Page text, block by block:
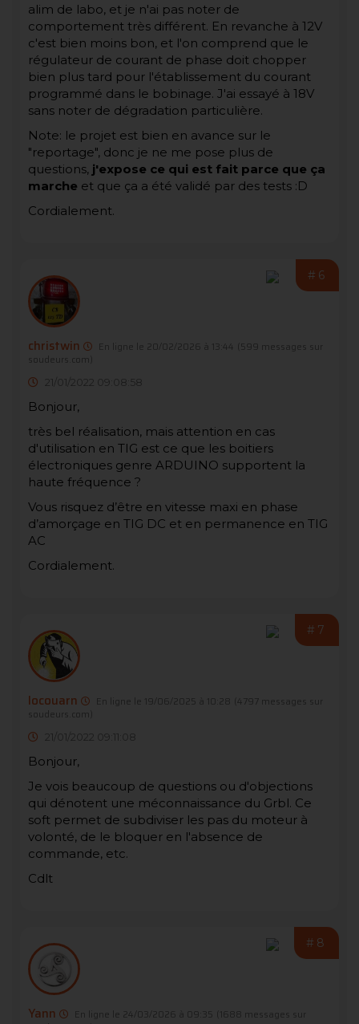
alim de labo, et je n'ai pas noter de
comportement très différent. En revanche à 12V
c'est bien moins bon, et l'on comprend que le
régulateur de courant de phase doit chopper
bien plus tard pour l'établissement du courant
programmé dans le bobinage. J'ai essayé à 18V
sans noter de dégradation particulière.
Note: le projet est bien en avance sur le
"reportage", donc je ne me pose plus de
questions, j'expose ce qui est fait parce que ça
marche et que ça a été validé par des tests :D
Cordialement.
#6
christwin En ligne le 20/02/2026 à 13:44
(599 messages sur
soudeurs.com)
21/01/2022 09:08:58
Bonjour,
très bel réalisation, mais attention en cas
d'utilisation en TIG est ce que les boitiers
électroniques genre ARDUINO supportent la
haute fréquence ?
Vous risquez d’être en vitesse maxi en phase
d’amorçage en TIG DC et en permanence en TIG
AC
Cordialement.
#7
locouarn En ligne le 19/06/2025 à 10:28
(4797 messages sur
soudeurs.com)
21/01/2022 09:11:08
Bonjour,
Je vois beaucoup de questions ou d'objections
qui dénotent une méconnaissance du Grbl. Ce
soft permet de subdiviser les pas du moteur à
volonté, de le bloquer en l'absence de
commande, etc.
Cdlt
#8
Yann En ligne le 24/03/2026 à 09:35
(1688 messages sur